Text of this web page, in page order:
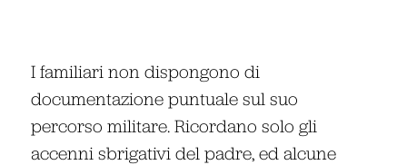
I familiari non dispongono di
documentazione puntuale sul suo
percorso militare. Ricordano solo gli
accenni sbrigativi del padre, ed alcune